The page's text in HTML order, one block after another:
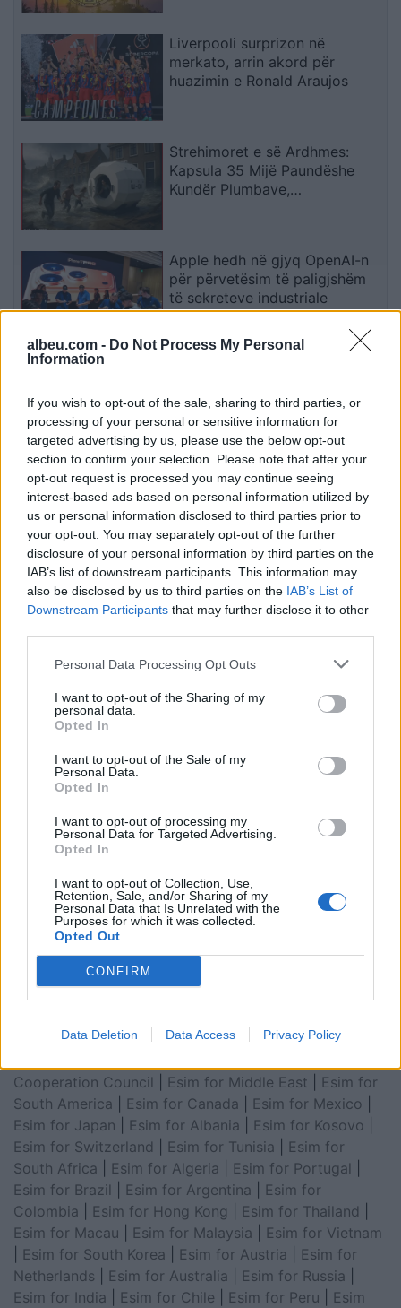
albeu.com - Do Not Process My Personal
Information
If you wish to opt-out of the sale, sharing to third parties, or
processing of your personal or sensitive information for
targeted advertising by us, please use the below opt-out
section to confirm your selection. Please note that after your
opt-out request is processed you may continue seeing
interest-based ads based on personal information utilized by
us or personal information disclosed to third parties prior to
your opt-out. You may separately opt-out of the further
disclosure of your personal information by third parties on the
IAB’s list of downstream participants. This information may
also be disclosed by us to third parties on the IAB’s List of
Downstream Participants that may further disclose it to other
Personal Data Processing Opt Outs
I want to opt-out of the Sharing of my
personal data.
Opted In
I want to opt-out of the Sale of my
Personal Data.
Opted In
I want to opt-out of processing my
Personal Data for Targeted Advertising.
Opted In
I want to opt-out of Collection, Use,
Retention, Sale, and/or Sharing of my
Personal Data that Is Unrelated with the
Purposes for which it was collected.
Opted Out
CONFIRM
Data Deletion Data Access Privacy Policy
Liverpooli surprizon në
merkato, arrin akord për
huazimin e Ronald Araujos
Strehimoret e së Ardhmes:
Kapsula 35 Mijë Paundëshe
Kundër Plumbave,
Apple hedh në gjyq OpenAI-n
për përvetësim të paligjshëm
të sekreteve industriale
Google, kërkimet arrijnë nivele
të papara
Kina zbulon robotë humanoidë
tepër realistë, të projektuar për
shoqëri afatgjatë
Esim for Global|Esim for Europe|Esim for Caribbean
Esim for USA|
for Turkey|Esim for Germany|Esim for Greece|Esim
Esim for World Cup 2026
Arabia|Esim for Egypt|Esim for United Arab
for China| Esim for United Kingdom |Esim for Africa
Cooperation Council
Esim for Middle East
Esim for
South America
Esim for Canada Esim for Mexico
Esim for Japan
Esim for Albania Esim for Kosovo
Esim for Switzerland
Esim for Tunisia
Esim for
South Africa
Esim for Algeria Esim for Portugal
Esim for Brazil
Esim for Argentina
Esim for
Colombia
Esim for Hong Kong Esim for Thailand
Esim for Macau
Esim for Malaysia
Esim for Vietnam
Esim for South Korea Esim for Austria
Esim for
Netherlands
Esim for Australia Esim for Russia
Esim for India
Esim for Chile Esim for Peru
Esim